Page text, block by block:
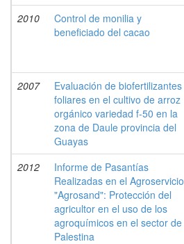
2010
Control de monilia y
beneficiado del cacao
2007
Evaluación de biofertilizantes
foliares en el cultivo de arroz
orgánico variedad f-50 en la
zona de Daule provincia del
Guayas
2012
Informe de Pasantías
Realizadas en el Agroservicio
"Agrosand": Protección del
agricultor en el uso de los
agroquímicos en el sector de
Palestina